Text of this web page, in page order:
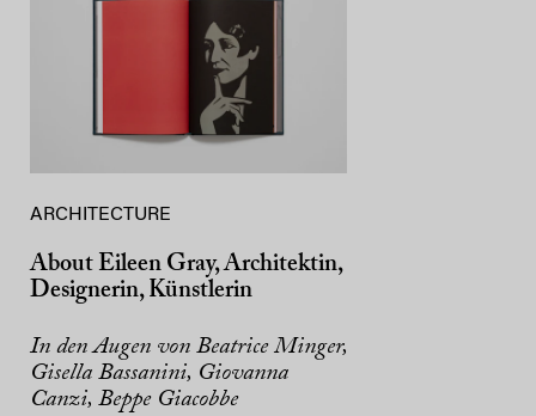
ARCHITECTURE
About Eileen Gray, Architektin,
Designerin, Künstlerin
In den Augen von Beatrice Minger,
Gisella Bassanini, Giovanna
Canzi, Beppe Giacobbe